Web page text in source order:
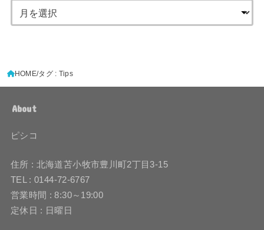
HOME タグ : Tips
About
ピシコ
住所 : 北海道苫小牧市豊川町2丁目3-15
TEL : 0144-72-6767
営業時間 : 8:30～19:00
定休日 : 日曜日